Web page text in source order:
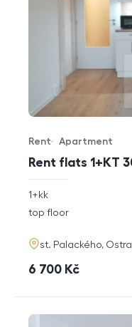
Rent flats 1+KT
Offer type
Rent
Property type
Apartment
rozměry
disposition
1+kk
funkce
top floor
adresa
st. Palackého,
cena
6 700 Kč